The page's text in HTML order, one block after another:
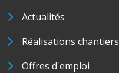
Actualités
Réalisations chantiers
Offres d'emploi